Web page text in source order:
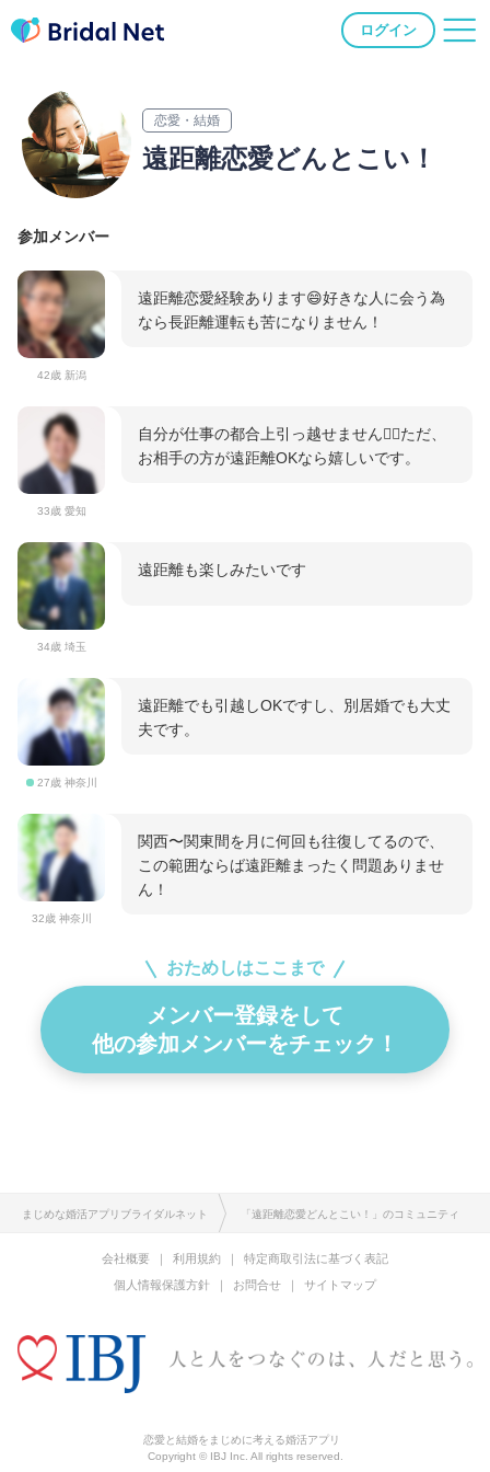
ログイン
恋愛・結婚
遠距離恋愛どんとこい！
参加メンバー
42歳 新潟
遠距離恋愛経験あります😄好きな人に会う為
なら長距離運転も苦になりません！
33歳 愛知
自分が仕事の都合上引っ越せません🙇‍♂️ただ、
お相手の方が遠距離OKなら嬉しいです。
34歳 埼玉
遠距離も楽しみたいです
27歳 神奈川
遠距離でも引越しOKですし、別居婚でも大丈
夫です。
32歳 神奈川
関西〜関東間を月に何回も往復してるので、
この範囲ならば遠距離まったく問題ありませ
ん！
おためしはここまで
メンバー登録をして
他の参加メンバーをチェック！
まじめな婚活アプリブライダルネット 「遠距離恋愛どんとこい！」のコミュニティ
会社概要 利用規約
特定商取引法に基づく表記
個人情報保護方針
お問合せ サイトマップ
恋愛と結婚をまじめに考える婚活アプリ
Copyright © IBJ Inc. All rights reserved.